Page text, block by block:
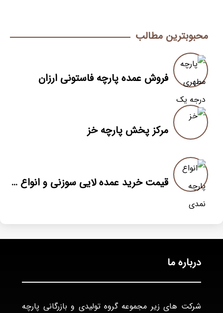
محبوبترین مطالب
فروش عمده پارچه فاستونی ارزان
مرکز پخش پارچه خز
قیمت خرید عمده لایی سوزنی و انواع پارچه نمدی در عرضه مستقیم از درب کارخانه
درباره ما
شرکت های زیر مجموعه گروه تولیدی و بازرگانی پارچه